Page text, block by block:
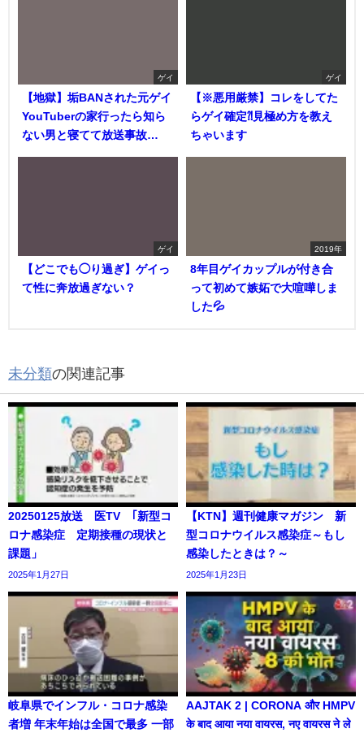
ゲイ
【地獄】垢BANされた元ゲイ
YouTuberの家行ったら知ら
ない男と寝てて放送事故…
ゲイ
【※悪用厳禁】コレをしてた
らゲイ確定⁈見極め方を教え
ちゃいます
ゲイ
【どこでも◯り過ぎ】ゲイっ
て性に奔放過ぎない？
2019年
8年目ゲイカップルが付き合
って初めて嫉妬で大喧嘩しま
した💦
未分類の関連記事
20250125放送 医TV ｢新型コ
ロナ感染症 定期接種の現状と
課題」
2025年1月27日
【KTN】週刊健康マガジン 新
型コロナウイルス感染症～もし
感染したときは？～
2025年1月23日
岐阜県でインフル・コロナ感染
者増 年末年始は全国で最多 一部
AAJTAK 2 | CORONA और HMPV
के बाद आया नया वायरस, नए वायरस ने ले